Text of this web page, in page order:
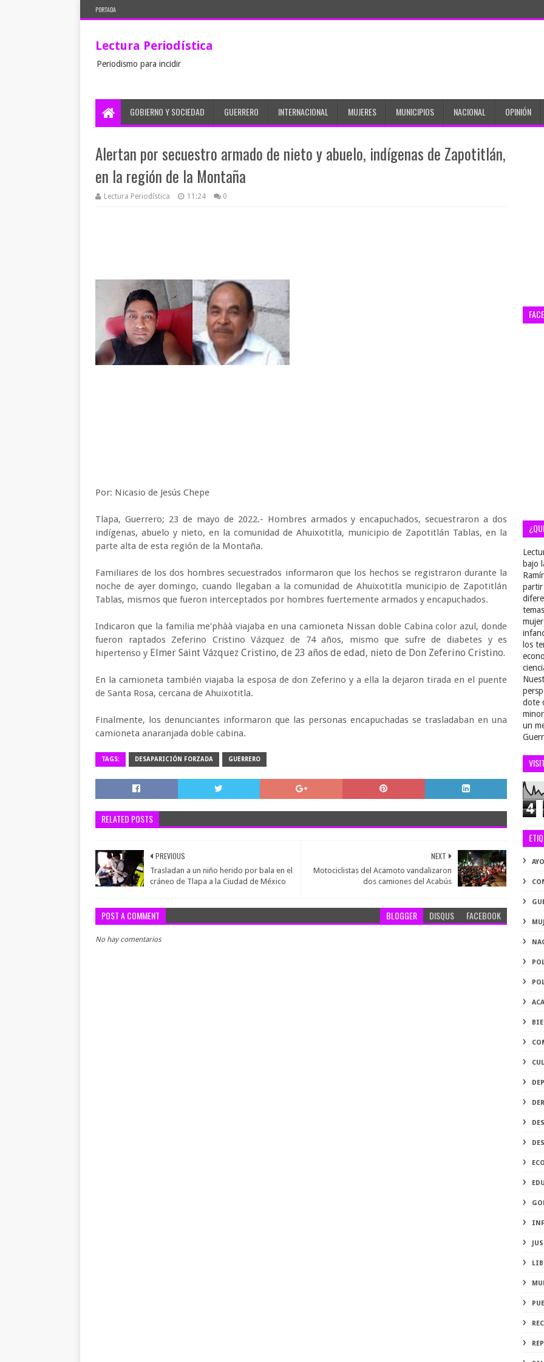
PORTADA
Lectura Periodística
Periodismo para incidir
GOBIERNO Y SOCIEDAD GUERRERO INTERNACIONAL MUJERES MUNICIPIOS NACIONAL OPINIÓN
Alertan por secuestro armado de nieto y abuelo, indígenas de Zapotitlán,
en la región de la Montaña
Lectura Periodística 11:24 0
Por: Nicasio de Jesús Chepe
Tlapa, Guerrero; 23 de mayo de 2022.- Hombres armados y encapuchados, secuestraron a dos
indígenas, abuelo y nieto, en la comunidad de Ahuixotitla, municipio de Zapotitlán Tablas, en la
parte alta de esta región de la Montaña.
Familiares de los dos hombres secuestrados informaron que los hechos se registraron durante la
noche de ayer domingo, cuando llegaban a la comunidad de Ahuixotitla municipio de Zapotitlán
Tablas, mismos que fueron interceptados por hombres fuertemente armados y encapuchados.
Indicaron que la familia me'phàà viajaba en una camioneta Nissan doble Cabina color azul, donde
fueron raptados Zeferino Cristino Vázquez de 74 años, mismo que sufre de diabetes y es
hipertenso y Elmer Saint Vázquez Cristino, de 23 años de edad, nieto de Don Zeferino Cristino.
En la camioneta también viajaba la esposa de don Zeferino y a ella la dejaron tirada en el puente
de Santa Rosa, cercana de Ahuixotitla.
Finalmente, los denunciantes informaron que las personas encapuchadas se trasladaban en una
camioneta anaranjada doble cabina.
TAGS: DESAPARICIÓN FORZADA GUERRERO
RELATED POSTS
NEXT
Motociclistas del Acamoto vandalizaron
dos camiones del Acabús
PREVIOUS
Trasladan a un niño herido por bala en el
cráneo de Tlapa a la Ciudad de México
POST A COMMENT BLOGGER DISQUS FACEBOOK
No hay comentarios
bajo
partir
los
dote
un
4